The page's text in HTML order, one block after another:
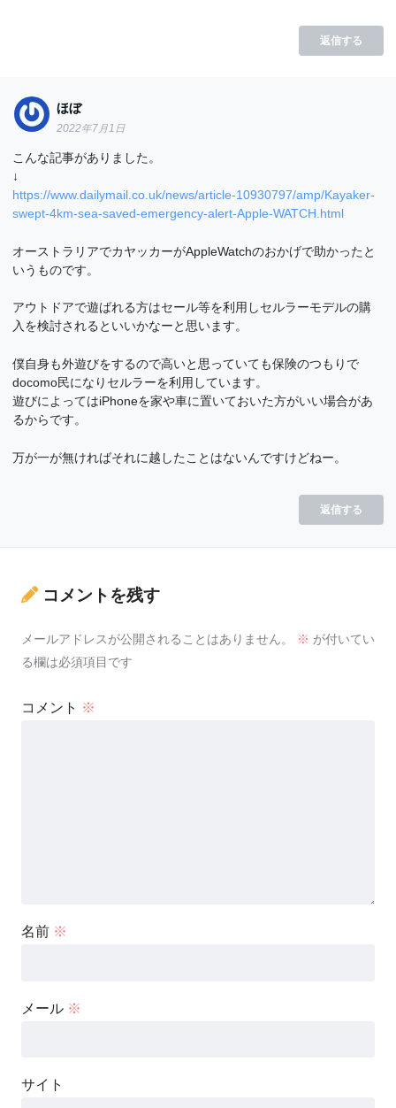
返信する
ほぼ
2022年7月1日
こんな記事がありました。
↓
https://www.dailymail.co.uk/news/article-10930797/amp/Kayaker-
swept-4km-sea-saved-emergency-alert-Apple-WATCH.html
オーストラリアでカヤッカーがAppleWatchのおかげで助かったと
いうものです。
アウトドアで遊ばれる方はセール等を利用しセルラーモデルの購
入を検討されるといいかなーと思います。
僕自身も外遊びをするので高いと思っていても保険のつもりで
docomo民になりセルラーを利用しています。
遊びによってはiPhoneを家や車に置いておいた方がいい場合があ
るからです。
万が一が無ければそれに越したことはないんですけどねー。
返信する
コメントを残す
メールアドレスが公開されることはありません。 ※ が付いてい
る欄は必須項目です
コメント ※
名前 ※
メール ※
サイト